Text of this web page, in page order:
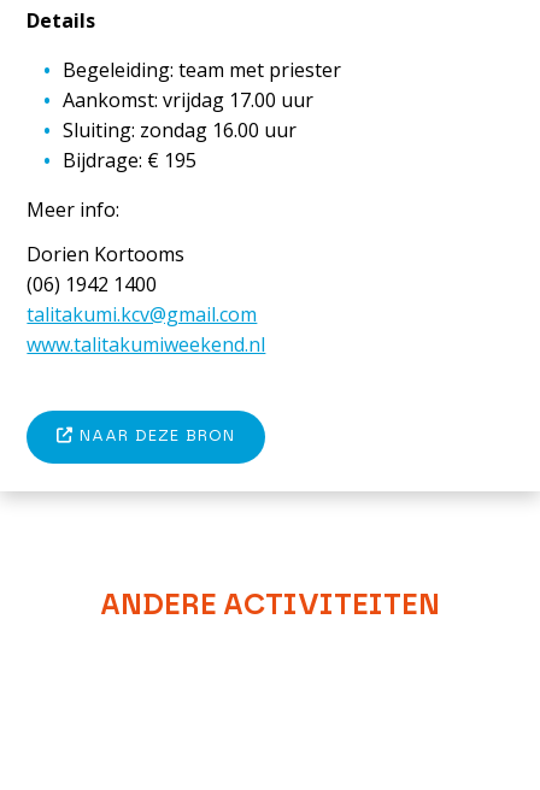
Details
Begeleiding: team met priester
Aankomst: vrijdag 17.00 uur
Sluiting: zondag 16.00 uur
Bijdrage: € 195
Meer info:
Dorien Kortooms
(06) 1942 1400
talitakumi.kcv@gmail.com
www.talitakumiweekend.nl
NAAR DEZE BRON
ANDERE ACTIVITEITEN